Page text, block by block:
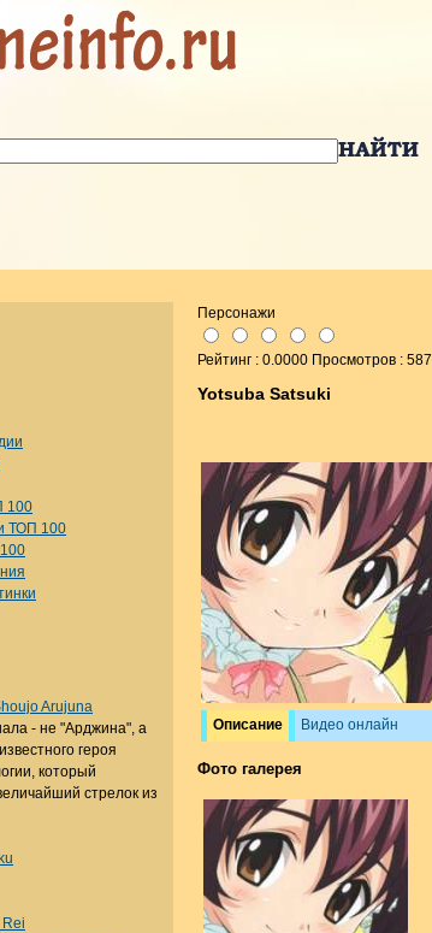
Персонажи
Рейтинг : 0.0000 Просмотров : 587
Yotsuba Satsuki
Описание Видео онлайн
Фото галерея
100
ТОП 100
Arujuna
- не "Арджина", а
героя
который
стрелок из